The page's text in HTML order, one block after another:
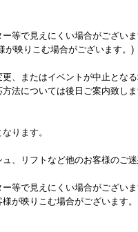
等で見えにくい場合がござい
が映りこむ場合がございます。)
、またはイベントが中止とな
法については後日ご案内致しま
ります。
、リフトなど他のお客様のご迷
等で見えにくい場合がござい
が映りこむ場合がございます。